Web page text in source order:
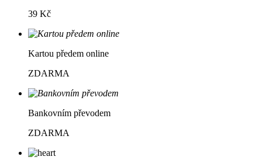
39 Kč
Kartou předem online
ZDARMA
Bankovním převodem
ZDARMA